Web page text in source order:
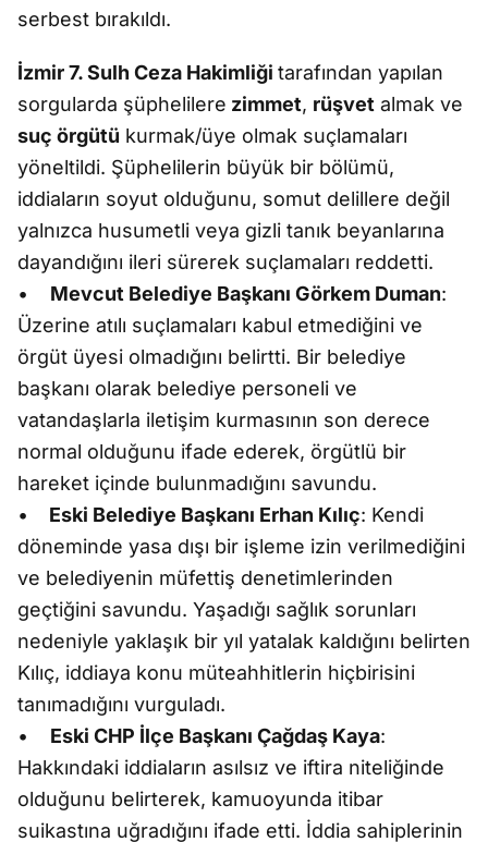
serbest bırakıldı.
İzmir 7. Sulh Ceza Hakimliği tarafından yapılan
sorgularda şüphelilere zimmet, rüşvet almak ve
suç örgütü kurmak/üye olmak suçlamaları
yöneltildi. Şüphelilerin büyük bir bölümü,
iddiaların soyut olduğunu, somut delillere değil
yalnızca husumetli veya gizli tanık beyanlarına
dayandığını ileri sürerek suçlamaları reddetti.
• Mevcut Belediye Başkanı Görkem Duman:
Üzerine atılı suçlamaları kabul etmediğini ve
örgüt üyesi olmadığını belirtti. Bir belediye
başkanı olarak belediye personeli ve
vatandaşlarla iletişim kurmasının son derece
normal olduğunu ifade ederek, örgütlü bir
hareket içinde bulunmadığını savundu.
•
Eski Belediye Başkanı Erhan Kılıç: Kendi
döneminde yasa dışı bir işleme izin verilmediğini
ve belediyenin müfettiş denetimlerinden
geçtiğini savundu. Yaşadığı sağlık sorunları
nedeniyle yaklaşık bir yıl yatalak kaldığını belirten
Kılıç, iddiaya konu müteahhitlerin hiçbirisini
tanımadığını vurguladı.
• Eski CHP İlçe Başkanı Çağdaş Kaya:
Hakkındaki iddiaların asılsız ve iftira niteliğinde
olduğunu belirterek, kamuoyunda itibar
suikastına uğradığını ifade etti. İddia sahiplerinin